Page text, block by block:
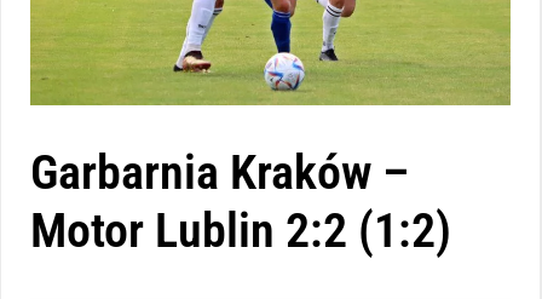
Garbarnia Kraków –
Motor Lublin 2:2 (1:2)